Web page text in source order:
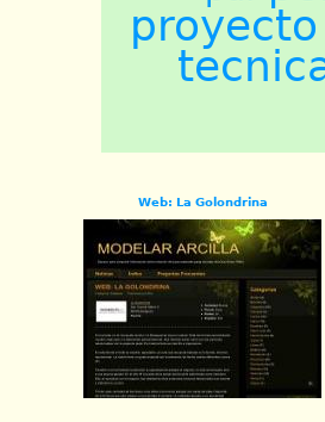
proyecto
Web: La Golondrina